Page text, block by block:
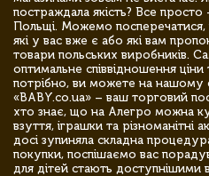
постраждала якість? Все
Польщі. Можемо посперечатися,
які у вас вже є або які вам
товари польських виробників.
оптимальне співвідношення
потрібно, ви можете на нашому
«BABY.co.ua» – ваш торговий
хто знає, що на Алегро можна
взуття, іграшки та різноманітні
досі зупиняла складна
покупки, поспішаємо вас
для дітей стають доступнішими